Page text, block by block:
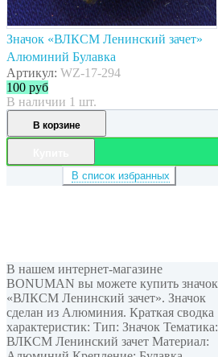
Значок «ВЛКСМ Ленинский зачет»
Алюминий Булавка
Артикул: WZ-17-294
100 руб
В наличии 1 шт.
В корзине
В список избранных
В нашем интернет-магазине
BONUMAN вы можете купить значок
«ВЛКСМ Ленинский зачет». Значок
сделан из Алюминия. Краткая сводка
характеристик: Тип: Значок Тематика:
ВЛКСМ Ленинский зачет Материал: